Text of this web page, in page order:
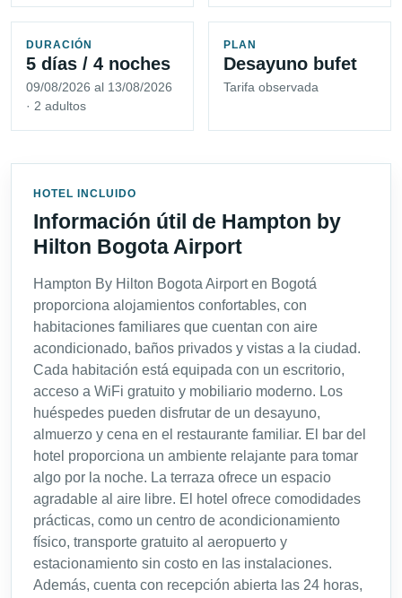
DURACIÓN
5 días / 4 noches
09/08/2026 al 13/08/2026
· 2 adultos
PLAN
Desayuno bufet
Tarifa observada
HOTEL INCLUIDO
Información útil de Hampton by
Hilton Bogota Airport
Hampton By Hilton Bogota Airport en Bogotá
proporciona alojamientos confortables, con
habitaciones familiares que cuentan con aire
acondicionado, baños privados y vistas a la ciudad.
Cada habitación está equipada con un escritorio,
acceso a WiFi gratuito y mobiliario moderno. Los
huéspedes pueden disfrutar de un desayuno,
almuerzo y cena en el restaurante familiar. El bar del
hotel proporciona un ambiente relajante para tomar
algo por la noche. La terraza ofrece un espacio
agradable al aire libre. El hotel ofrece comodidades
prácticas, como un centro de acondicionamiento
físico, transporte gratuito al aeropuerto y
estacionamiento sin costo en las instalaciones.
Además, cuenta con recepción abierta las 24 horas,